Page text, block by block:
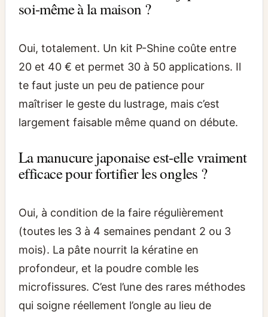
soi-même à la maison ?
Oui, totalement. Un kit P-Shine coûte entre
20 et 40 € et permet 30 à 50 applications. Il
te faut juste un peu de patience pour
maîtriser le geste du lustrage, mais c’est
largement faisable même quand on débute.
La manucure japonaise est-elle vraiment
efficace pour fortifier les ongles ?
Oui, à condition de la faire régulièrement
(toutes les 3 à 4 semaines pendant 2 ou 3
mois). La pâte nourrit la kératine en
profondeur, et la poudre comble les
microfissures. C’est l’une des rares méthodes
qui soigne réellement l’ongle au lieu de